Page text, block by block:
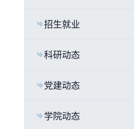
招生就业
科研动态
党建动态
学院动态